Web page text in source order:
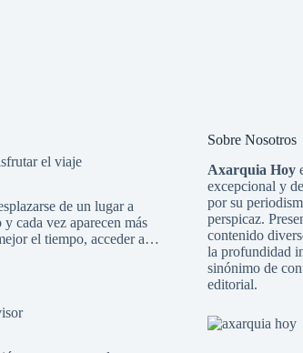
el viaje
de un lugar a
cada vez aparecen más
el tiempo, acceder a…
Sobre Nosotros
Axarquia Hoy
excepcional y
por su
perspicaz.
contenido
la profundidad
sinónimo de
editorial.